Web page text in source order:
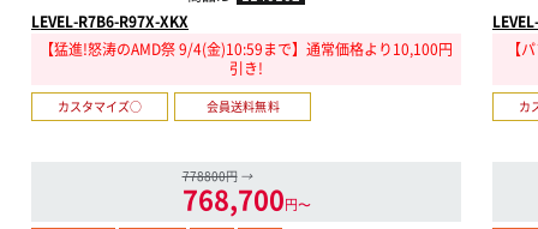
LEVEL-R7B6-R97X-XKX
【猛進!怒涛のAMD祭 9/4(金)10:59まで】通常価格より10,100円
引き!
カスタマイズ○ 会員送料無料
778800円 →
768,700円〜
【
カ